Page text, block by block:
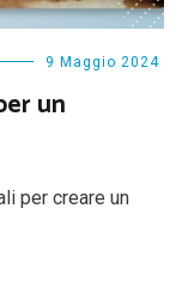
9 Maggio 2024
un
per creare un